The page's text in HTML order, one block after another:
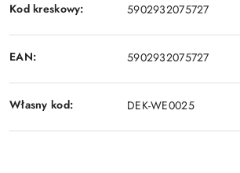
Kod kreskowy: 5902932075727
EAN: 5902932075727
Własny kod: DEK-WE0025